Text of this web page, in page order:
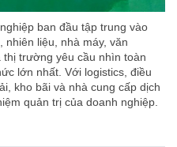
ban đầu tập trung vào
nhiên liệu, nhà máy, văn
trường yêu cầu nhìn toàn
lớn nhất. Với logistics, điều
kho bãi và nhà cung cấp dịch
quản trị của doanh nghiệp.